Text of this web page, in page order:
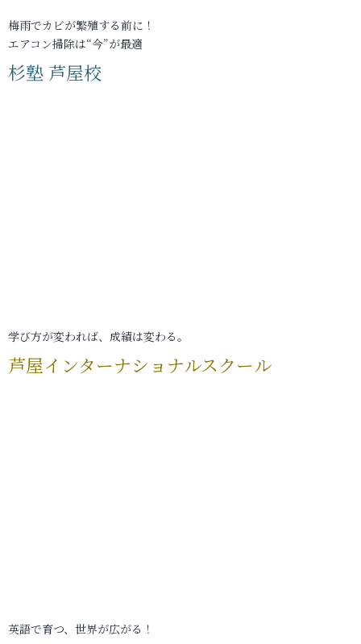
梅雨でカビが繁殖する前に！
エアコン掃除は“今”が最適
杉塾 芦屋校
学び方が変われば、成績は変わる。
芦屋インターナショナルスクール
英語で育つ、世界が広がる！